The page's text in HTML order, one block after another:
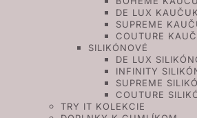
DE LUX
SUPREME
COUTURE
SILIKÓNOVÉ
DE LUX
INFINITY
SUPREME
COUTURE
TRY IT KOLEKCIE